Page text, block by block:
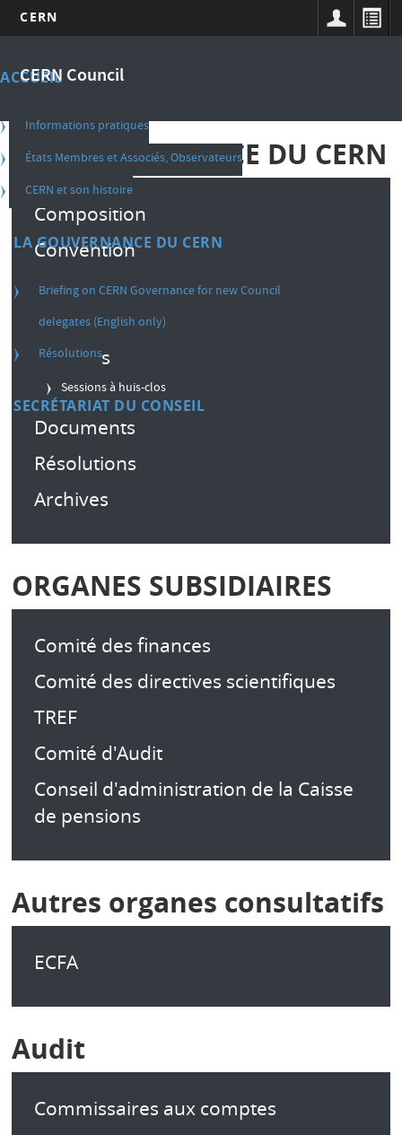
contenu
CERN
CERN Council
Main
french
ACCUEIL
Informations pratiques
États Membres et Associés, Observateurs
CERN et son histoire
LA GOUVERNANCE DU CERN
Briefing on CERN Governance for new Council
delegates (English only)
Résolutions
SECRÉTARIAT DU CONSEIL
LA GOUVERNANCE DU CERN
Composition
Convention
Règlement intérieur
Décisions
Sessions
Sessions à huis-clos
Documents
Résolutions
Archives
ORGANES SUBSIDIAIRES
Comité des finances
Comité des directives scientifiques
TREF
Comité d'Audit
Conseil d'administration de la Caisse
de pensions
Autres organes consultatifs
ECFA
Audit
Commissaires aux comptes